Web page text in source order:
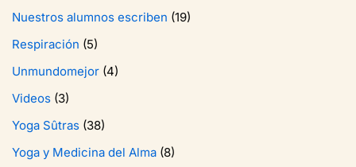
Nuestros alumnos escriben (19)
Respiración (5)
Unmundomejor (4)
Videos (3)
Yoga Sûtras (38)
Yoga y Medicina del Alma (8)